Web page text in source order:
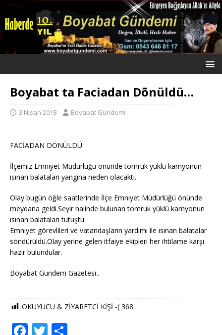
Boyabat ta Faciadan Dõnüldü…
3 Nisan 2018 Boyabat Gündemi
FACİADAN DÖNÜLDÜ
İlçemiz Emniyet Müdürlüğü önünde tomruk yüklü kamyonun
ısınan balataları yangına neden olacaktı.
Olay bugün öğle saatlerinde İlçe Emniyet Müdürlüğü önünde
meydana geldi.Seyir halinde bulunan tomruk yüklü kamyonun
ısınan balataları tutuştu.
Emniyet görevlileri ve vatandaşların yardımı ile ısınan balatalar
söndürüldü.Olay yerine gelen itfaiye ekipleri her ihtilame karşı
hazır bulundular.
Boyabat Gündem Gazetesi..
OKUYUCU & ZİYARETCİ KİŞİ -( 368